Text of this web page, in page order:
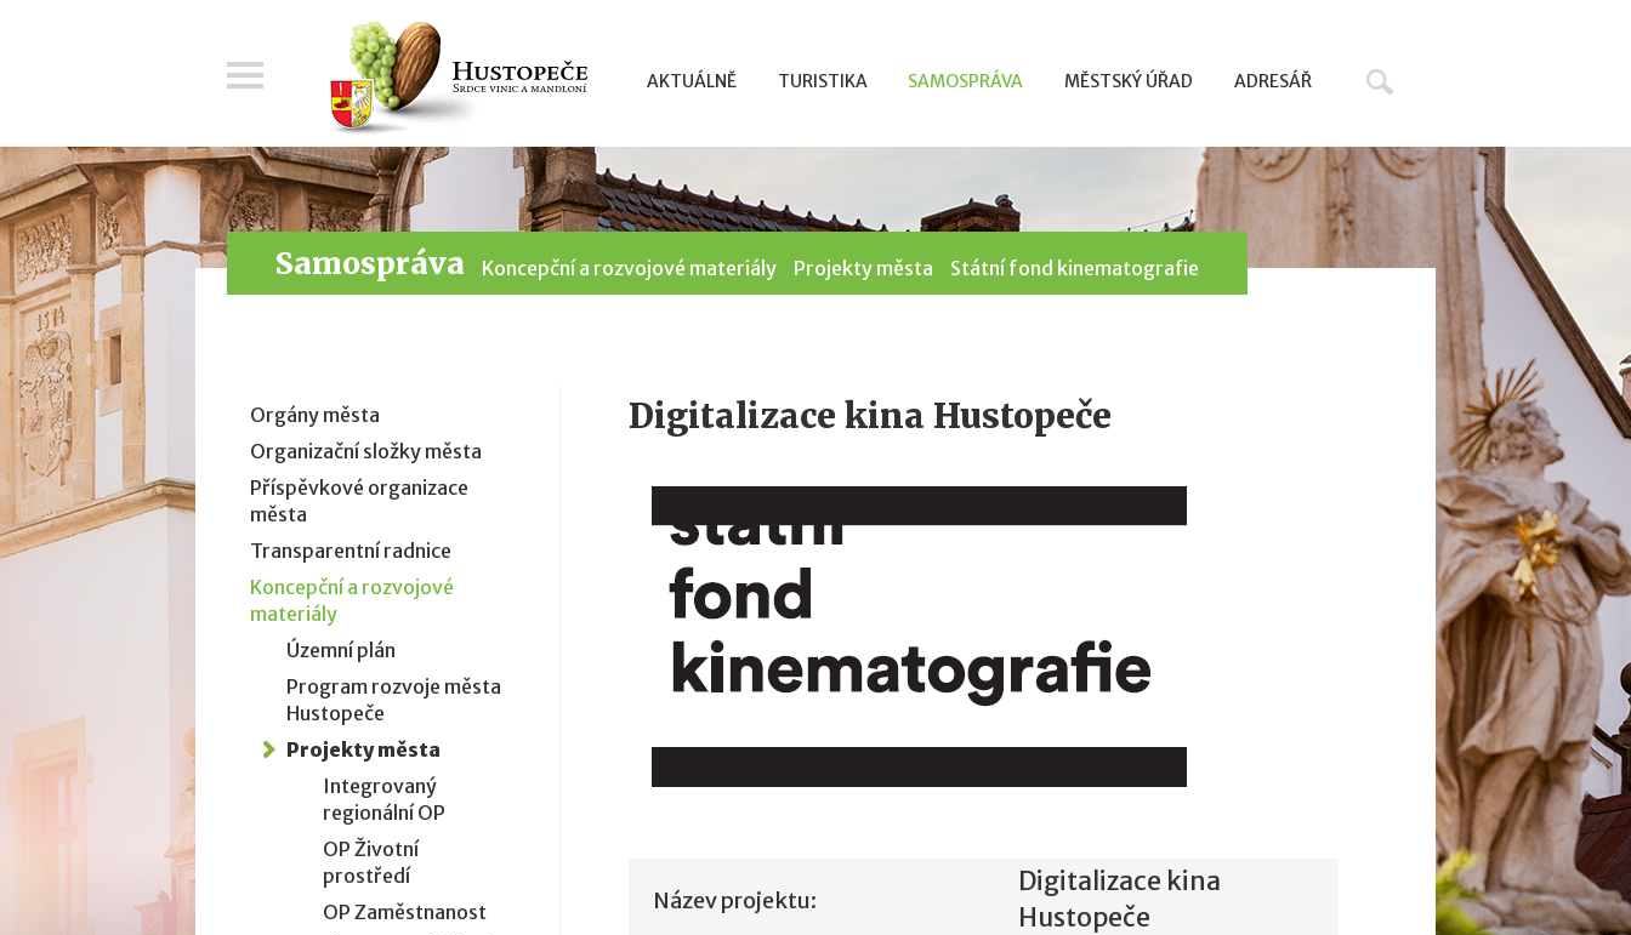
AKTUÁLNĚ TURISTIKA SAMOSPRÁVA MĚSTSKÝ ÚŘAD ADRESÁŘ
Samospráva Koncepční a rozvojové materiály Projekty města Státní fond kinematografie
Digitalizace kina Hustopeče
Název projektu:
Digitalizace kina
Hustopeče
Orgány města
Organizační složky města
Příspěvkové organizace
města
Transparentní radnice
Koncepční a rozvojové
materiály
Územní plán
Program rozvoje města
Hustopeče
Projekty města
Integrovaný
regionální OP
OP Životní
prostředí
OP Zaměstnanost